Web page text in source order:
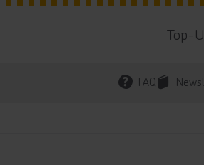
Top-
FAQ